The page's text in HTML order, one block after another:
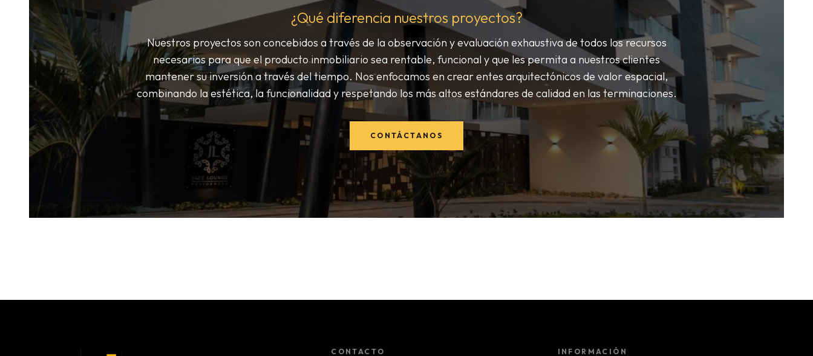
¿Qué diferencia nuestros proyectos?
Nuestros proyectos son concebidos a través de la observación y evaluación exhaustiva de todos los recursos
necesarios para que el producto inmobiliario sea rentable, funcional y que les permita a nuestros clientes
mantener su inversión a través del tiempo. Nos enfocamos en crear entes arquitectónicos de valor espacial,
combinando la estética, la funcionalidad y respetando los más altos estándares de calidad en las terminaciones.
CONTÁCTANOS
CONTACTO INFORMACIÓN